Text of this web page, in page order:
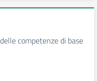
competenze di base